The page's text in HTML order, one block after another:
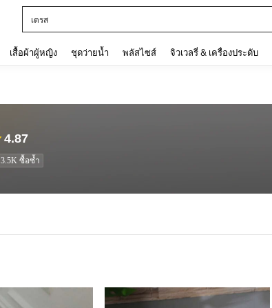
เด็กโต
เสื้อผ้าผู้หญิง ชุดว่ายน้ำ พลัสไซส์ จิวเวลรี่ & เครื่องประดับ
4.87
3.5K ซื้อซ้ำ